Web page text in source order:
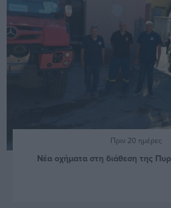
Πριν 20 ημέρες
Νέα οχήματα στη διάθεση της